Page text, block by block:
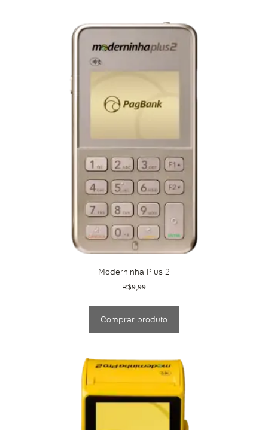
Moderninha Plus 2
R$9,99
Comprar produto